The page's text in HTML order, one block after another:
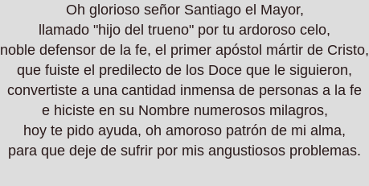
Oh glorioso señor Santiago el Mayor,
llamado "hijo del trueno" por tu ardoroso celo,
noble defensor de la fe, el primer apóstol mártir de Cristo,
que fuiste el predilecto de los Doce que le siguieron,
convertiste a una cantidad inmensa de personas a la fe
e hiciste en su Nombre numerosos milagros,
hoy te pido ayuda, oh amoroso patrón de mi alma,
para que deje de sufrir por mis angustiosos problemas.